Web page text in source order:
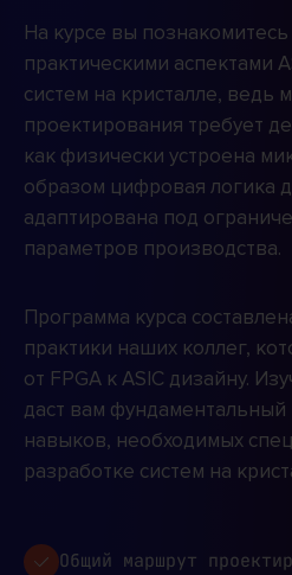
На курсе вы
практическими аспектами
систем на кристалле, ведь
проектирования требует
как физически устроена
образом цифровая логика
адаптирована под
параметров производства.
Программа курса
практики наших коллег,
от FPGA к ASIC дизайну.
даст вам фундаментальный
навыков, необходимых
разработке систем на
Общий маршрут